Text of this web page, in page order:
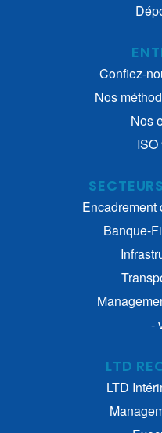
Confiez-
Nos
Nos
Encadrement
Banque-
-
LTD
LTD